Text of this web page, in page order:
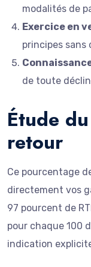
modalités de
Exercice en
principes sans
de toute
Étude
retour
Ce pourcentage
directement vos
97 pourcent de
pour chaque 100
indication